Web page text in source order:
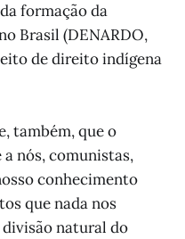
formação da
Brasil (DENARDO,
de direito indígena
também, que o
nós, comunistas,
conhecimento
que nada nos
natural do